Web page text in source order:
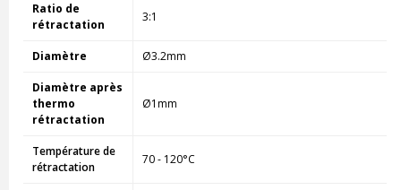
Ratio de
rétractation
3:1
Diamètre Ø3.2mm
Diamètre après
thermo
rétractation
Ø1mm
Température de
rétractation
70 - 120°C